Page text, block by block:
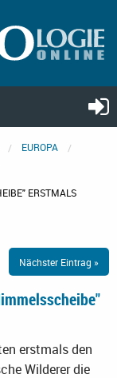
EUROPA
ERSTMALS
Nächster Eintrag »
erstmals den
Wilderer die